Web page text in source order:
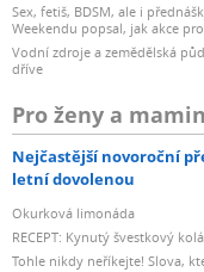
Sex, fetiš, BDSM, ale i
Weekendu popsal, jak akce
Vodní zdroje a zemědělská
dříve
Pro ženy a
Nejčastější novoroční
letní dovolenou
Okurková limonáda
RECEPT: Kynutý švestkový
Tohle nikdy neříkejte! Slova,